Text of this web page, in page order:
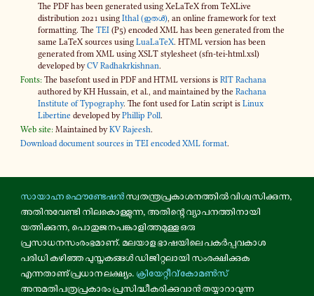
The PDF has been generated using XeLaTeX from TeXLive
distribution 2021 usingIthal (ഇതൾ) , an online framework for text
formatting. TheTEI (P5) encoded XML has been generated from the
same LaTeX sources usingLuaLaTeX. HTML version has been
generated from XML using XSLT stylesheet (sfn-​tei-html.xsl)
developed byCV Radhakrkishnan.
Fonts: The basefont used in PDF and HTML versions isRIT Rachana
authored by KH Hussain, et al., and maintained by theRachana
Institute of Typography. The font used for Latin script isLinux
Libertine developed byPhillip Poll.
Web site: Maintained byKV Rajeesh.
Download document sources in TEI encoded XML format.
സായാഹ്ന ഫൌണ്ടേഷൻസ്വതന്ത്രപ്രകാശനത്തിൽ വിശ്വസിക്കുന്ന,
അതിനുവേണ്ടി നിലകൊള്ളുന്ന, അതിന്റെ വ്യാപനത്തിനായി
യത്നിക്കുന്ന, പൊതുജനപങ്കാളിത്തമുള്ള ഒരു
പ്രസാധനസംരംഭമാണ്. മലയാള ഭാഷയിലെ പകർപ്പവകാശ
പരിധി കഴിഞ്ഞ പുസ്തകങ്ങൾ ഡിജിറ്റലായി സംരക്ഷിക്കുക
എന്നതാണു് പ്രധാന ലക്ഷ്യം. ക്രിയേറ്റീവ് കോമൺസ്
അനുമതിപത്രപ്രകാരം പ്രസിദ്ധീകരിക്കുവാൻ തയ്യാറാവുന്ന